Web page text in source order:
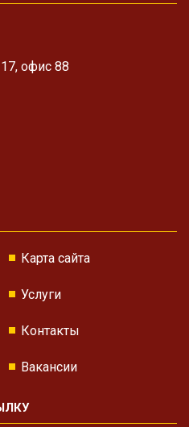
офис 88
Карта сайта
Услуги
Контакты
Вакансии